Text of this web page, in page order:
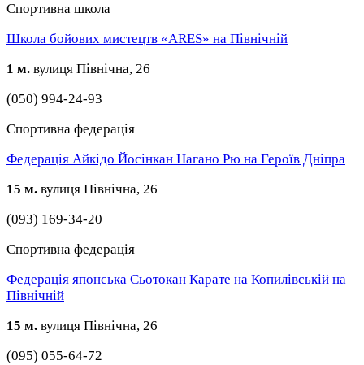
Спортивна школа
Школа бойових мистецтв «ARES» на Північній
1 м. вулиця Північна, 26
(050) 994-24-93
Спортивна федерація
Федерація Айкідо Йосінкан Нагано Рю на Героїв Дніпра
15 м. вулиця Північна, 26
(093) 169-34-20
Спортивна федерація
Федерація японська Сьотокан Карате на Копилівській на
Північній
15 м. вулиця Північна, 26
(095) 055-64-72